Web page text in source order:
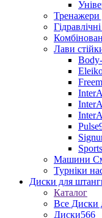
Тренажери
Лави
Pulse
Машини
Турніки
Диски для
Каталог
Все Диски
Диски566